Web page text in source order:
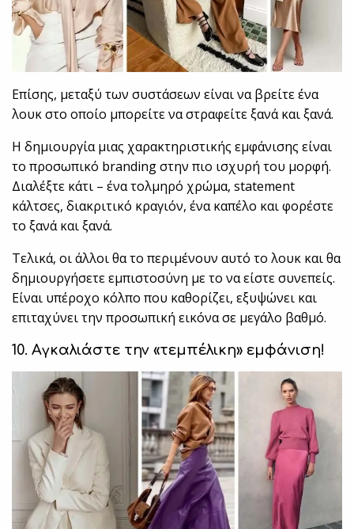
Επίσης, μεταξύ των συστάσεων είναι να βρείτε ένα
λουκ στο οποίο μπορείτε να στραφείτε ξανά και ξανά.
Η δημιουργία μιας χαρακτηριστικής εμφάνισης είναι
το προσωπικό branding στην πιο ισχυρή του μορφή.
Διαλέξτε κάτι – ένα τολμηρό χρώμα, statement
κάλτσες, διακριτικό κραγιόν, ένα καπέλο και φορέστε
το ξανά και ξανά.
Τελικά, οι άλλοι θα το περιμένουν αυτό το λουκ και θα
δημιουργήσετε εμπιστοσύνη με το να είστε συνεπείς.
Είναι υπέροχο κόλπο που καθορίζει, εξυψώνει και
επιταχύνει την προσωπική εικόνα σε μεγάλο βαθμό.
10. Αγκαλιάστε την «τεμπέλικη» εμφάνιση!